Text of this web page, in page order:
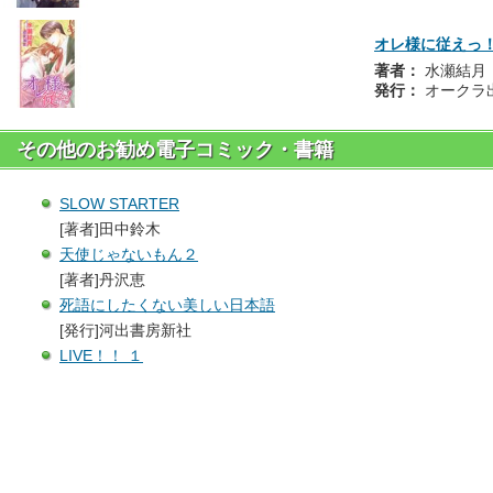
オレ様に従えっ
著者： 水瀬結月
発行：
オークラ
その他のお勧め電子コミック・書籍
SLOW STARTER
[著者]田中鈴木
天使じゃないもん２
[著者]丹沢恵
死語にしたくない美しい日本語
[発行]河出書房新社
LIVE！！ １